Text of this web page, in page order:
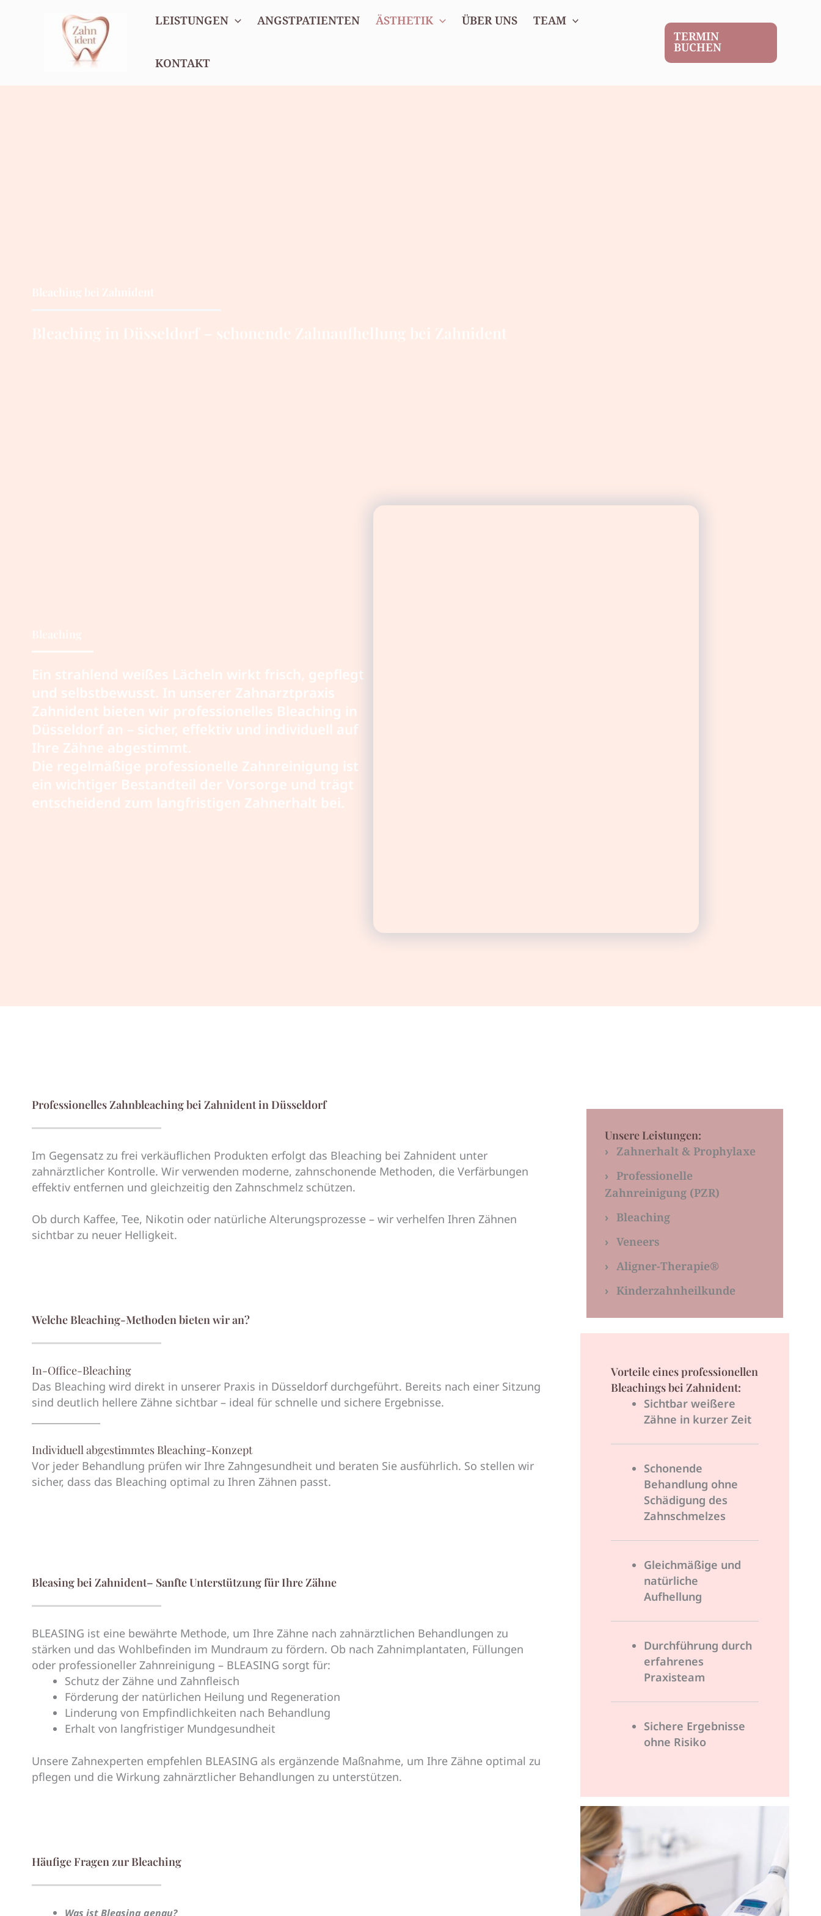
LEISTUNGEN ANGSTPATIENTEN ÄSTHETIK ÜBER UNS TEAM
KONTAKT
TERMIN
BUCHEN
Bleaching bei Zahnident
Ein strahlend weißes Lächeln wirkt frisch, gepflegt
und selbstbewusst. In unserer Zahnarztpraxis
Zahnident bieten wir professionelles Bleaching in
Düsseldorf an – sicher, effektiv und individuell auf
Ihre Zähne abgestimmt.
Die regelmäßige professionelle Zahnreinigung ist
ein wichtiger Bestandteil der Vorsorge und trägt
entscheidend zum langfristigen Zahnerhalt bei.
Professionelles Zahnbleaching bei Zahnident in Düsseldorf
Im Gegensatz zu frei verkäuflichen Produkten erfolgt das Bleaching bei Zahnident unter
zahnärztlicher Kontrolle. Wir verwenden moderne, zahnschonende Methoden, die Verfärbungen
effektiv entfernen und gleichzeitig den Zahnschmelz schützen.
Ob durch Kaffee, Tee, Nikotin oder natürliche Alterungsprozesse – wir verhelfen Ihren Zähnen
sichtbar zu neuer Helligkeit.
Welche Bleaching-Methoden bieten wir an?
In-Office-Bleaching
Das Bleaching wird direkt in unserer Praxis in Düsseldorf durchgeführt. Bereits nach einer Sitzung
sind deutlich hellere Zähne sichtbar – ideal für schnelle und sichere Ergebnisse.
Individuell abgestimmtes Bleaching-Konzept
Vor jeder Behandlung prüfen wir Ihre Zahngesundheit und beraten Sie ausführlich. So stellen wir
sicher, dass das Bleaching optimal zu Ihren Zähnen passt.
Bleasing bei Zahnident– Sanfte Unterstützung für Ihre Zähne
BLEASING ist eine bewährte Methode, um Ihre Zähne nach zahnärztlichen Behandlungen zu
stärken und das Wohlbefinden im Mundraum zu fördern. Ob nach Zahnimplantaten, Füllungen
oder professioneller Zahnreinigung – BLEASING sorgt für:
Schutz der Zähne und Zahnfleisch
Förderung der natürlichen Heilung und Regeneration
Linderung von Empfindlichkeiten nach Behandlung
Erhalt von langfristiger Mundgesundheit
Unsere Zahnexperten empfehlen BLEASING als ergänzende Maßnahme, um Ihre Zähne optimal zu
pflegen und die Wirkung zahnärztlicher Behandlungen zu unterstützen.
Häufige Fragen zur Bleaching
Was ist Bleasing genau?
Unsere Leistungen:
›
Zahnerhalt & Prophylaxe
›
Professionelle
Zahnreinigung (PZR)
› Bleaching
› Veneers
› Aligner-Therapie®
› Kinderzahnheilkunde
Vorteile eines professionellen
Bleachings bei Zahnident:
Sichtbar weißere
Zähne in kurzer Zeit
Schonende
Behandlung ohne
Schädigung des
Zahnschmelzes
Gleichmäßige und
natürliche
Aufhellung
Durchführung durch
erfahrenes
Praxisteam
Sichere Ergebnisse
ohne Risiko